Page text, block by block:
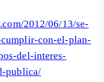
2012/06/13/se-
con-el-plan-
del-interes-
publica/